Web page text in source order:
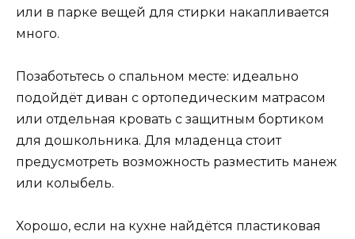
или в парке вещей для стирки накапливается
много.
Позаботьтесь о спальном месте: идеально
подойдёт диван с ортопедическим матрасом
или отдельная кровать с защитным бортиком
для дошкольника. Для младенца стоит
предусмотреть возможность разместить манеж
или колыбель.
Хорошо, если на кухне найдётся пластиковая